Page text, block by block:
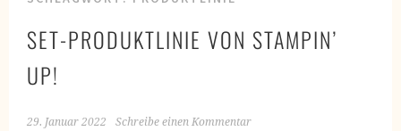
SET-PRODUKTLINIE VON STAMPIN’
UP!
29. Januar 2022 Schreibe einen Kommentar